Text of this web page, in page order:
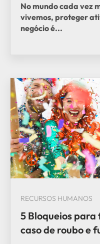
No mundo cada vez
vivemos, proteger
negócio é...
RECURSOS HUMANOS
5 Bloqueios
caso de roubo e